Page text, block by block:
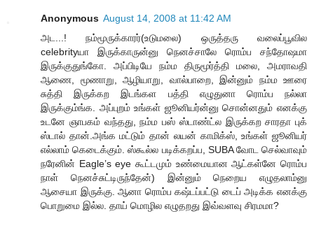
Anonymous August 14, 2008 at 11:42 AM
அட...! நம்மூருக்காரர்(உடுமலை) ஒருத்தரு வலைப்பூவில
celebrityயா இருக்காருன்னு நெனச்சாலே ரொம்ப சந்தோஷமா
இருக்குதுங்கோ. அப்பிடியே நம்ம திருமூர்த்தி மலை, அமராவதி
ஆணை, மூணாறு, ஆழியாறு, வால்பாறை, இன்னும் நம்ம ஊரை
சுத்தி இருக்கற இடங்கள பத்தி எழுதுனா ரொம்ப நல்லா
இருக்கும்ங்க. அப்புறம் உங்கள் ஜூனியர்ன்னு சொன்னதும் எனக்கு
உடனே ஞாபகம் வந்தது, நம்ம பஸ் ஸ்டாண்ட்ல இருக்கற சாரதா புக்
ஸ்டால் தான்.அங்க மட்டும் தான் லயன் காமிக்ஸ், உங்கள் ஜூனியர்
எல்லாம் கெடைக்கும். ஸ்கூல்ல படிக்கறப்ப, SUBA வோட செல்வாவும்
நரேனின் Eagle’s eye கூட்டமும் உண்மையான ஆட்கள்னே ரொம்ப
நாள் நெனச்சுட்டிருந்தேன்) இன்னும் நெறைய எழுதலாம்னு
ஆசையா இருக்கு. ஆனா ரொம்ப கஷ்டப்பட்டு டைப் அடிக்க எனக்கு
பொறுமை இல்ல. தாய் மொழில எழுதறது இவ்வளவு சிரமமா?